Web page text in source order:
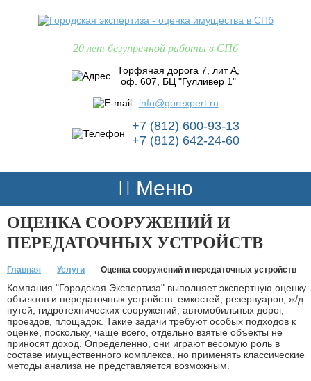
20 лет безупречной работы в СПб
Торфяная дорога 7, лит А,
оф. 607, БЦ "Гулливер 1"
info@gorexpert.ru
+7 (812) 600-93-13
+7 (812) 642-24-60
Меню
ОЦЕНКА СООРУЖЕНИЙ И
ПЕРЕДАТОЧНЫХ УСТРОЙСТВ
Главная Услуги Оценка сооружений и передаточных устройств
Компания "Городская Экспертиза" выполняет экспертную оценку
объектов и передаточных устройств: емкостей, резервуаров, ж/д
путей, гидротехнических сооружений, автомобильных дорог,
проездов, площадок. Такие задачи требуют особых подходов к
оценке, поскольку, чаще всего, отдельно взятые объекты не
приносят доход. Определенно, они играют весомую роль в
составе имущественного комплекса, но применять классические
методы анализа не представляется возможным.